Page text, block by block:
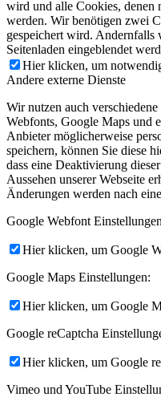
wird und alle Cookies, denen
werden. Wir benötigen zwei
gespeichert wird.
Seitenladen eingeblendet
Hier klicken, um
Andere externe Dienste
Wir nutzen auch
Webfonts, Google Maps und
Anbieter möglicherweise
speichern, können Sie diese
dass eine Deaktivierung
Aussehen unserer Webseite
Änderungen werden nach
Google Webfont
Hier klicken, um Google
Google Maps Einstellungen:
Hier klicken, um Google
Google reCaptcha
Hier klicken, um Google
Vimeo und YouTube